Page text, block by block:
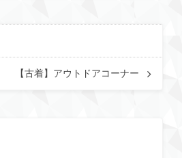
【古着】アウトドアコーナー